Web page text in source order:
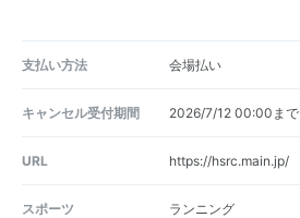
支払い方法 会場払い
キャンセル受付期間 2026/7/12 00:00まで
URL https://hsrc.main.jp/
スポーツ ランニング